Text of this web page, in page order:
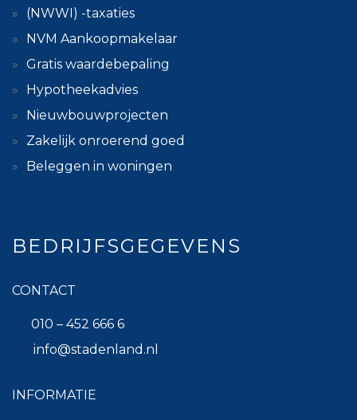
(NWWI) -taxaties
NVM Aankoopmakelaar
Gratis waardebepaling
Hypotheekadvies
Nieuwbouwprojecten
Zakelijk onroerend goed
Beleggen in woningen
BEDRIJFSGEGEVENS
CONTACT
010 – 452 666 6
info@stadenland.nl
INFORMATIE